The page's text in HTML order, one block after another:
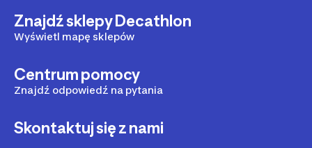
Znajdź sklepy Decathlon
Wyświetl mapę sklepów
Centrum pomocy
Znajdź odpowiedź na pytania
Skontaktuj się z nami